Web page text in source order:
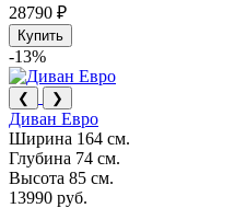
28790 ₽
Купить
-13%
❮ ❯
Диван Евро
Ширина 164 см.
Глубина 74 см.
Высота 85 см.
13990 руб.